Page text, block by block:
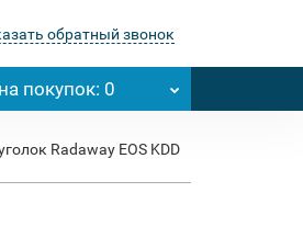
обратный звонок
покупок: 0
Radaway EOS KDD